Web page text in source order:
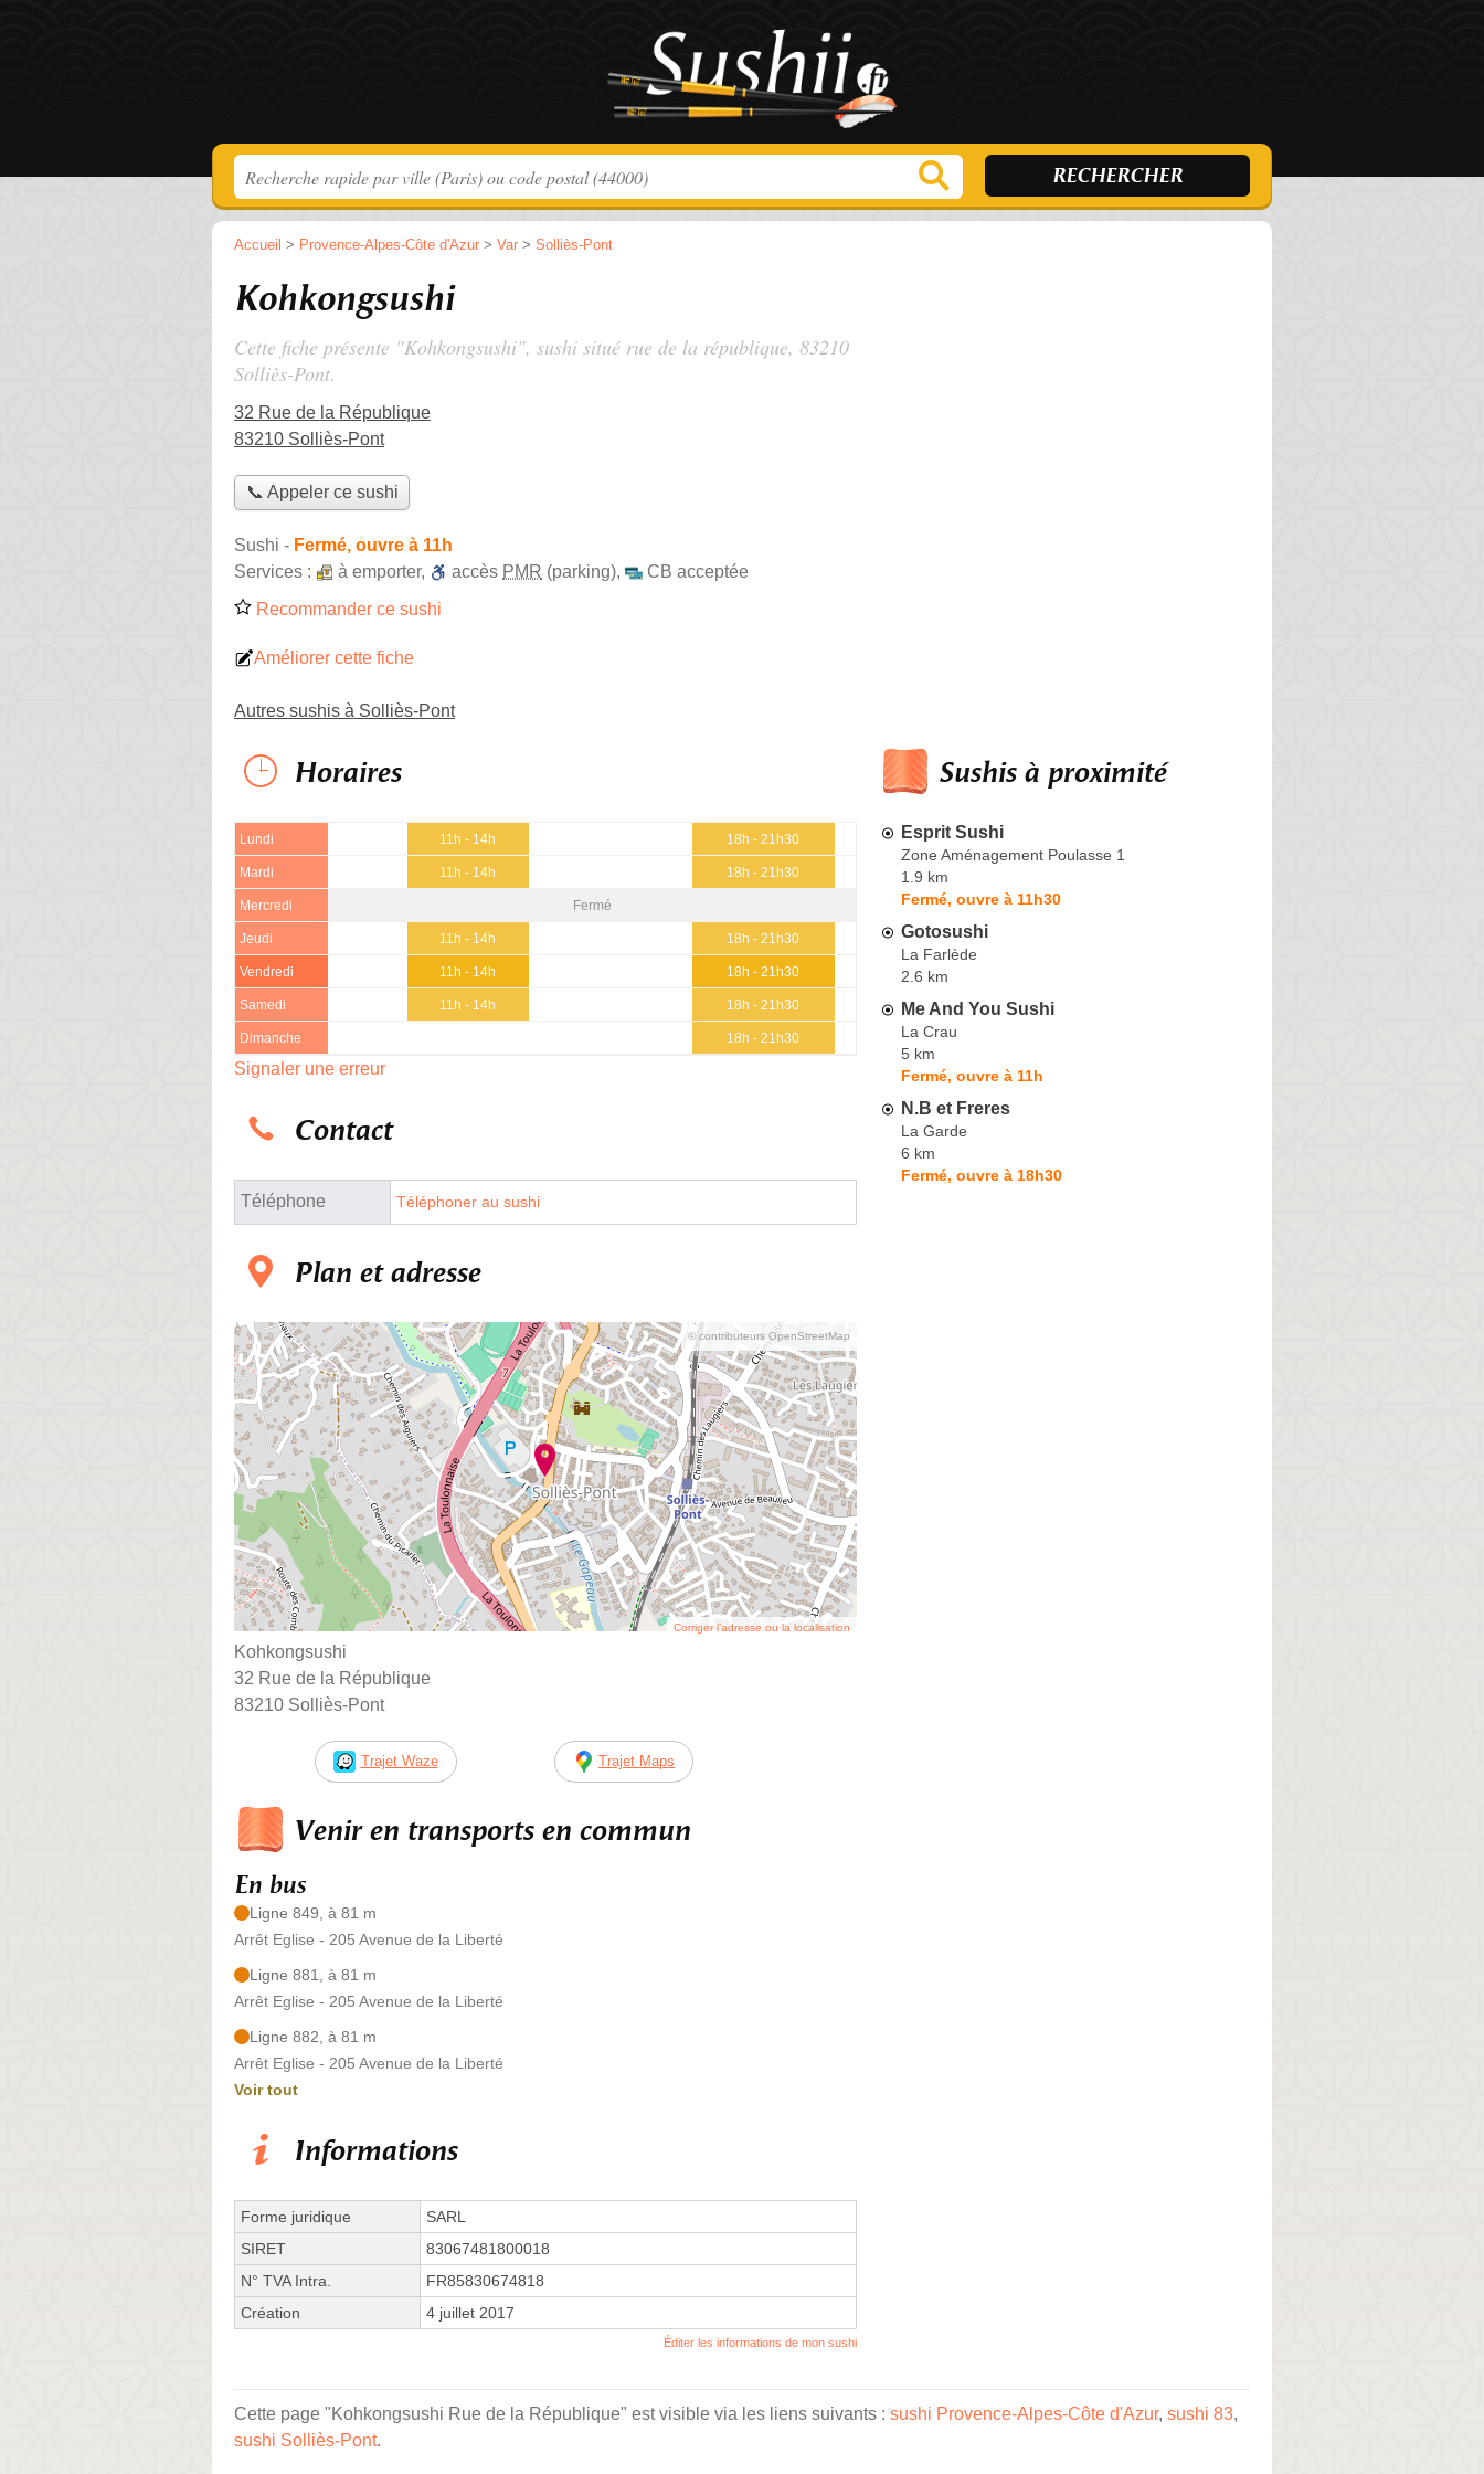
Accueil > Provence-Alpes-Côte d'Azur > Var > Solliès-Pont
Kohkongsushi
Cette fiche présente "Kohkongsushi", sushi situé rue de la république, 83210
Solliès-Pont.
32 Rue de la République
83210 Solliès-Pont
📞 Appeler ce sushi
Sushi - Fermé, ouvre à 11h
Services :
à emporter, accès PMR (parking),
CB acceptée
Recommander ce sushi
Améliorer cette fiche
Autres sushis à Solliès-Pont
Horaires
Lundi 11h - 14h 18h - 21h30
Mardi 11h - 14h 18h - 21h30
Mercredi Fermé
Jeudi 11h - 14h 18h - 21h30
Vendredi 11h - 14h 18h - 21h30
Samedi 11h - 14h 18h - 21h30
Dimanche 18h - 21h30
Signaler une erreur
Contact
Téléphone Téléphoner au sushi
Plan et adresse
© contributeurs OpenStreetMap
Corriger l’adresse ou la localisation
Kohkongsushi
32 Rue de la République
83210 Solliès-Pont
Trajet Waze Trajet Maps
Venir en transports en commun
En bus
Ligne 849, à 81 m
Arrêt Eglise - 205 Avenue de la Liberté
Ligne 881, à 81 m
Arrêt Eglise - 205 Avenue de la Liberté
Ligne 882, à 81 m
Arrêt Eglise - 205 Avenue de la Liberté
Voir tout
Informations
Forme juridique
SARL
SIRET
83067481800018
N° TVA Intra.
FR85830674818
Création
4 juillet 2017
Éditer les informations de mon sushi
Sushis à proximité
Esprit Sushi
Zone Aménagement Poulasse 1
1.9 km
Fermé, ouvre à 11h30
Gotosushi
La Farlède
2.6 km
Me And You Sushi
La Crau
5 km
Fermé, ouvre à 11h
N.B et Freres
La Garde
6 km
Fermé, ouvre à 18h30
Cette page "Kohkongsushi Rue de la République" est visible via les liens suivants : sushi Provence-Alpes-Côte d'Azur, sushi 83,
sushi Solliès-Pont.